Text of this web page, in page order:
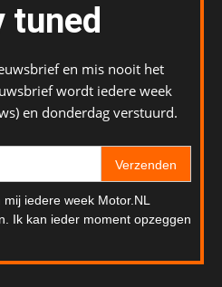
tuned
en mis nooit het
wordt iedere week
en donderdag verstuurd.
Verzenden
iedere week Motor.NL
Ik kan ieder moment opzeggen